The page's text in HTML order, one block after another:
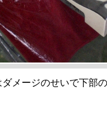
メージのせいで下部